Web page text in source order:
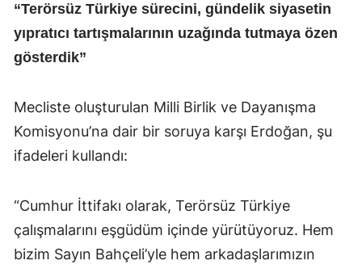
“Terörsüz Türkiye sürecini, gündelik siyasetin
yıpratıcı tartışmalarının uzağında tutmaya özen
gösterdik”
Mecliste oluşturulan Milli Birlik ve Dayanışma
Komisyonu’na dair bir soruya karşı Erdoğan, şu
ifadeleri kullandı:
“Cumhur İttifakı olarak, Terörsüz Türkiye
çalışmalarını eşgüdüm içinde yürütüyoruz. Hem
bizim Sayın Bahçeli’yle hem arkadaşlarımızın